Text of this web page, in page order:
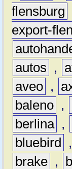
flensburg
export-
autos
,
aveo ,
baleno ,
berlina ,
bluebird
,
brake ,